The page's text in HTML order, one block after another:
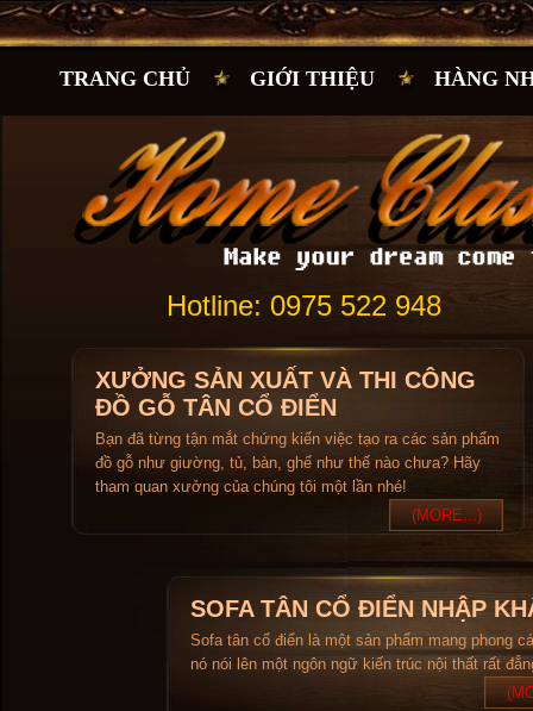
TRANG CHỦ GIỚI THIỆU HÀNG
Hotline: 0975 522 948
XƯỞNG SẢN XUẤT VÀ THI CÔNG
ĐỒ GỖ TÂN CỔ ĐIỂN
Bạn đã từng tận mắt chứng kiến việc tạo ra các sản phẩm
đồ gỗ như giường, tủ, bàn, ghế như thế nào chưa? Hãy
tham quan xưởng của chúng tôi một lần nhé!
(MORE...)
SOFA TÂN CỔ ĐIỂN NHẬP
Sofa tân cổ điển là một sản phẩm mang phong
nó nói lên một ngôn ngữ kiến trúc nội thất rất